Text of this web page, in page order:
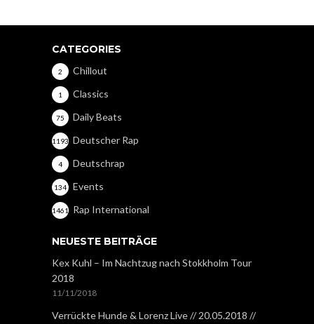
CATEGORIES
Chillout
2
Classics
1
Daily Beats
75
Deutscher Rap
1193
Deutschrap
4
Events
134
Rap International
1461
NEUESTE BEITRÄGE
Kex Kuhl – Im Nachtzug nach Stokkholm Tour
2018
11/11/2018
Verrückte Hunde & Lorenz Live // 20.05.2018 //